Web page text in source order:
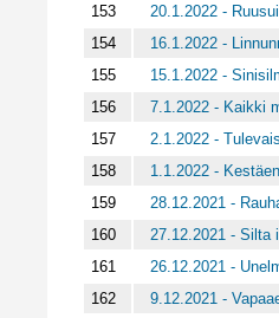
153
20.1.2022 -
154
16.1.2022 -
155
15.1.2022 -
156
7.1.2022 - Kaikki
157
2.1.2022 -
158
1.1.2022 -
159
28.12.2021 -
160
27.12.2021 - Silta
161
26.12.2021 -
162
9.12.2021 -